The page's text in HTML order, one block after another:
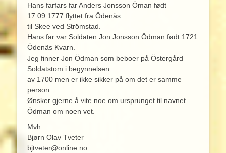
Hans farfars far Anders Jonsson Öman født
17.09.1777 flyttet fra Ödenäs
til Skee ved Strömstad.
Hans far var Soldaten Jon Jonsson Ödman født 1721
Ödenäs Kvarn.
Jeg finner Jon Ödman som beboer på Östergård
Soldatstom i begynnelsen
av 1700 men er ikke sikker på om det er samme
person
Ønsker gjerne å vite noe om ursprunget til navnet
Ödman om noen vet.
Mvh
Bjørn Olav Tveter
bjtveter@online.no